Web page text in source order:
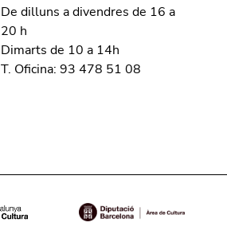
De dilluns a divendres de 16 a
20 h
Dimarts de 10 a 14h
T. Oficina: 93 478 51 08